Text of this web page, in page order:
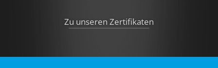
Zu unseren Zertifikaten